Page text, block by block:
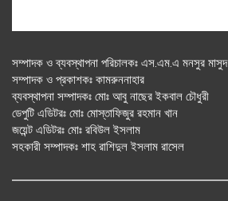
সম্পাদক ও ব্যবস্থাপনা পরিচালকঃ এস.এম.এ মনসুর মাসুদ
সম্পাদক ও প্রকাশকঃ কামরুননাহার
ব্যবস্থাপনা সম্পাদকঃ মোঃ আবু নাছের ইকবাল চৌধুরী
ডেপুটি এডিটরঃ মোঃ মোস্তাফিজুর রহমান খান
জয়েন্ট এডিটরঃ মোঃ রবিউল ইসলাম
সহকারী সম্পাদকঃ শাহ রাশিদুল ইসলাম রাসেল